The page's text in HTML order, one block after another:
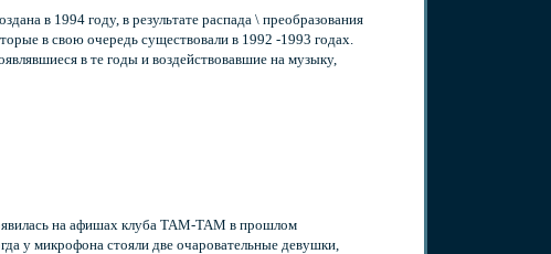
в 1994 году, в результате распада \ преобразования
в свою очередь существовали в 1992 -1993 годах.
в те годы и воздействовавшие на музыку,
на афишах клуба ТАМ-ТАМ в прошлом
у микрофона стояли две очаровательные девушки,